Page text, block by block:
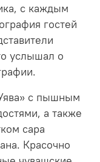
с каждым
гостей
услышал о
с пышным
а также
сара
Красочно